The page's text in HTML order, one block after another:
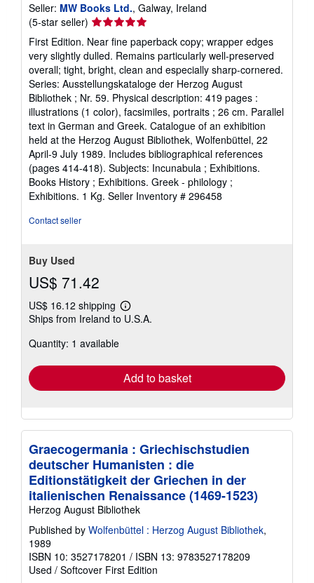
Seller: MW Books Ltd., Galway, Ireland
(5-star seller) Seller
rating
5
out
of
5
stars
First Edition. Near fine paperback copy; wrapper edges
very slightly dulled. Remains particularly well-preserved
overall; tight, bright, clean and especially sharp-cornered.
Series: Ausstellungskataloge der Herzog August
Bibliothek ; Nr. 59. Physical description: 419 pages :
illustrations (1 color), facsimiles, portraits ; 26 cm. Parallel
text in German and Greek. Catalogue of an exhibition
held at the Herzog August Bibliothek, Wolfenbüttel, 22
April-9 July 1989. Includes bibliographical references
(pages 414-418). Subjects: Incunabula ; Exhibitions.
Books History ; Exhibitions. Greek - philology ;
Exhibitions. 1 Kg. Seller Inventory # 296458
Contact seller
Buy Used
US$ 71.42
US$ 16.12 shipping
Learn
more
Ships from Ireland to U.S.A.
Quantity: 1 available
Add to basket
Graecogermania : Griechischstudien
deutscher Humanisten : die
Editionstätigkeit der Griechen in der
italienischen Renaissance (1469-1523)
Herzog August Bibliothek
Published by Wolfenbüttel : Herzog August Bibliothek,
1989
ISBN 10: 3527178201 / ISBN 13: 9783527178209
Used / Softcover First Edition